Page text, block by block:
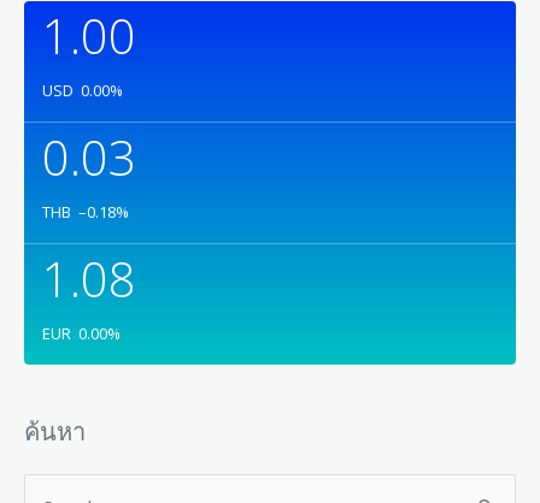
1.00
USD 0.00%
0.03
THB –0.18%
1.08
EUR 0.00%
ค้นหา